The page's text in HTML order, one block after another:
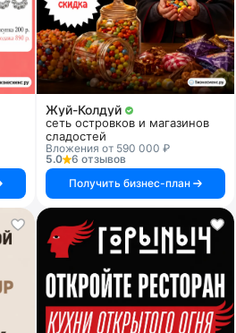
Жуй-Колдуй
сеть островков и магазинов
сладостей
Вложения от 590 000 ₽
5.0
6 отзывов
Получить бизнес-план